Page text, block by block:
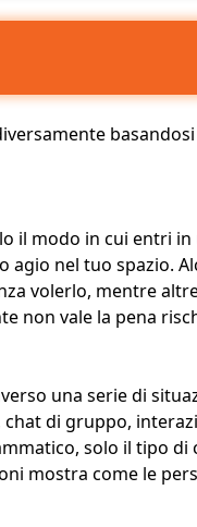
il modo in cui entri in
agio nel tuo spazio.
volerlo, mentre
non vale la pena
una serie di
chat di gruppo,
solo il tipo di
mostra come le